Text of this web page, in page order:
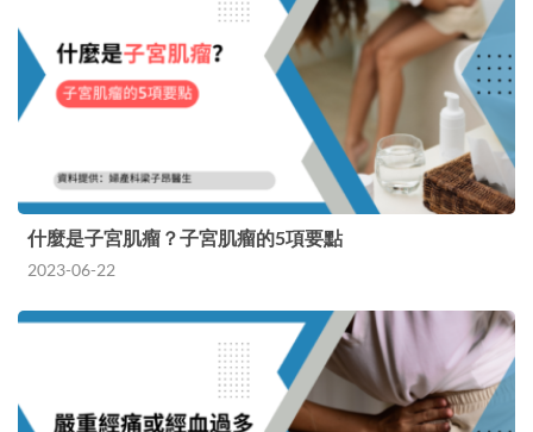
什麼是子宮肌瘤？子宮肌瘤的5項要點
2023-06-22